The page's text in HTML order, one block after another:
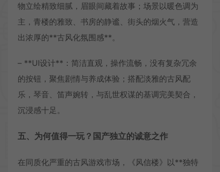
物立绘精致细腻，眉眼间藏着故事；场景以暖色调为
主，青楼的雅致、书房的静谧、街头的烟火气，营造
出浓厚的**古风化氛围感**。
– **UI设计**：简洁直观，操作流畅，没有复杂冗余
的按钮，聚焦剧情与养成体验；搭配淡雅的古风配
乐，琴音、笛声婉转，与乱世权谋的基调完美契合，
沉浸感十足。
五、为何值得一玩？国产独立的诚意之作
在同质化严重的古风游戏市场，《风信楼》以**独特